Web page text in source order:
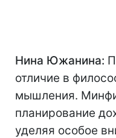
Нина Южанина:
отличие в
мышления.
планирование
уделяя особое